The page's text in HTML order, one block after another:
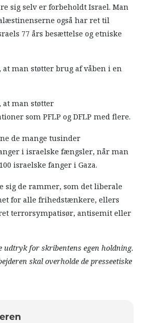
sig selv er forbeholdt Israel. Man
også har ret til
77 års besættelse og etniske
at man støtter brug af våben i en
at man støtter
som PFLP og DFLP med flere.
de mange tusinder
i israelske fængsler, når man
israelske fanger i Gaza.
sig de rammer, som det liberale
for alle frihedstænkere, ellers
terrorsympatisør, antisemit eller
udtryk for skribentens egen holdning.
skal overholde de presseetiske